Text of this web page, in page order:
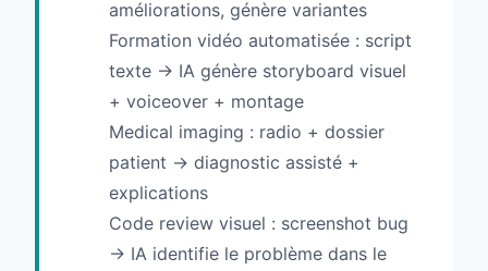
améliorations, génère variantes
Formation vidéo automatisée : script
texte → IA génère storyboard visuel
+ voiceover + montage
Medical imaging : radio + dossier
patient → diagnostic assisté +
explications
Code review visuel : screenshot bug
→ IA identifie le problème dans le